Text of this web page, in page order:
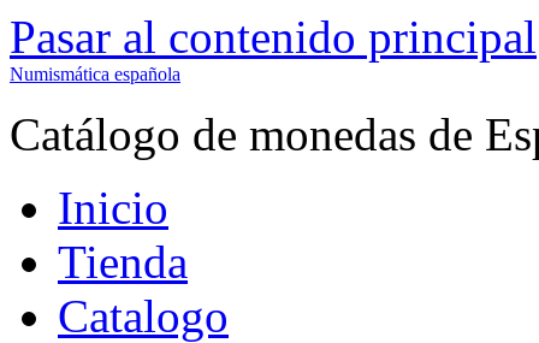
Pasar al contenido principal
Numismática española
Catálogo de monedas de
Inicio
Tienda
Catalogo